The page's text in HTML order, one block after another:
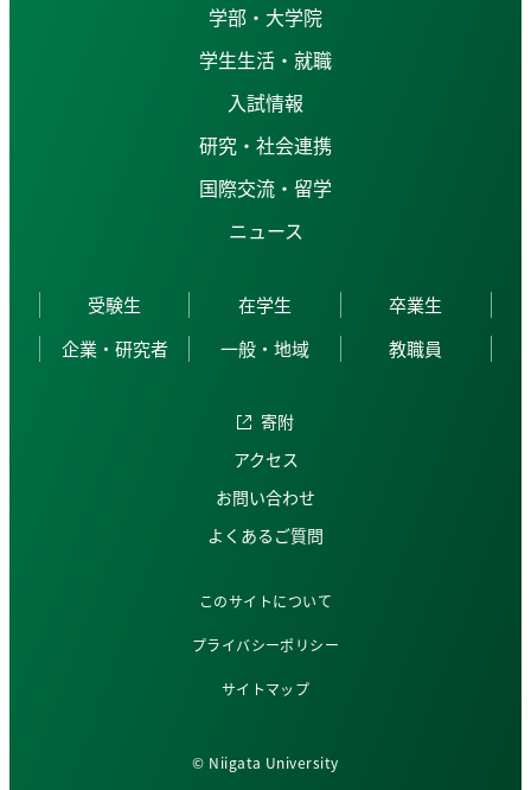
学部・大学院
学生生活・就職
入試情報
研究・社会連携
国際交流・留学
ニュース
受験生 在学生
卒業生
企業・研究者
一般・地域 教職員
寄附
アクセス
お問い合わせ
よくあるご質問
このサイトについて
プライバシーポリシー
サイトマップ
© Niigata University